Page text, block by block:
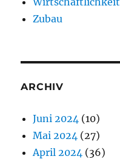
Zubau
ARCHIV
Juni 2024 (10)
Mai 2024 (27)
April 2024 (36)